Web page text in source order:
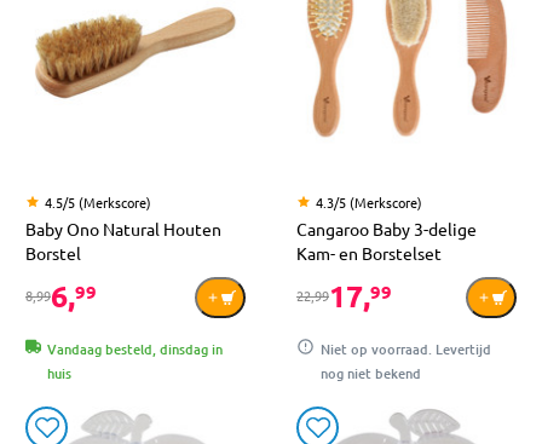
4.5/5 (Merkscore)
Baby Ono Natural Houten
Borstel
8,996,99
Vandaag besteld, dinsdag in
huis
4.3/5 (Merkscore)
Cangaroo Baby 3-delige
Kam- en Borstelset
22,9917,99
Niet op voorraad. Levertijd
nog niet bekend